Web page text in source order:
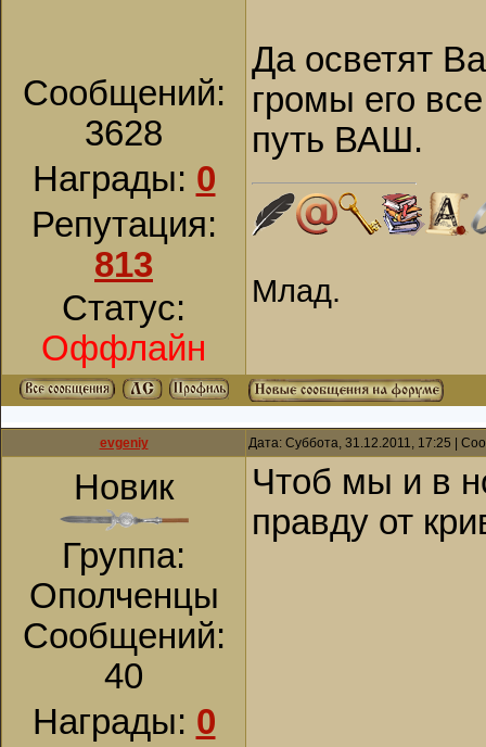
Сообщений:
3628
Награды: 0
Репутация:
813
Статус:
Оффлайн
Да осветят
громы его
путь ВАШ.
Млад.
evgeniy Дата: Суббота, 31.12.2011, 17:25 |
Новик
Группа:
Ополченцы
Сообщений:
40
Награды: 0
Чтоб мы и в
правду от